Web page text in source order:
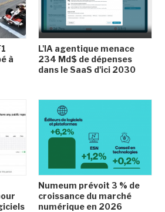
à
L'IA agentique menace
234 Md$ de dépenses
dans le SaaS d'ici 2030
Numeum prévoit 3 % de
croissance du marché
numérique en 2026